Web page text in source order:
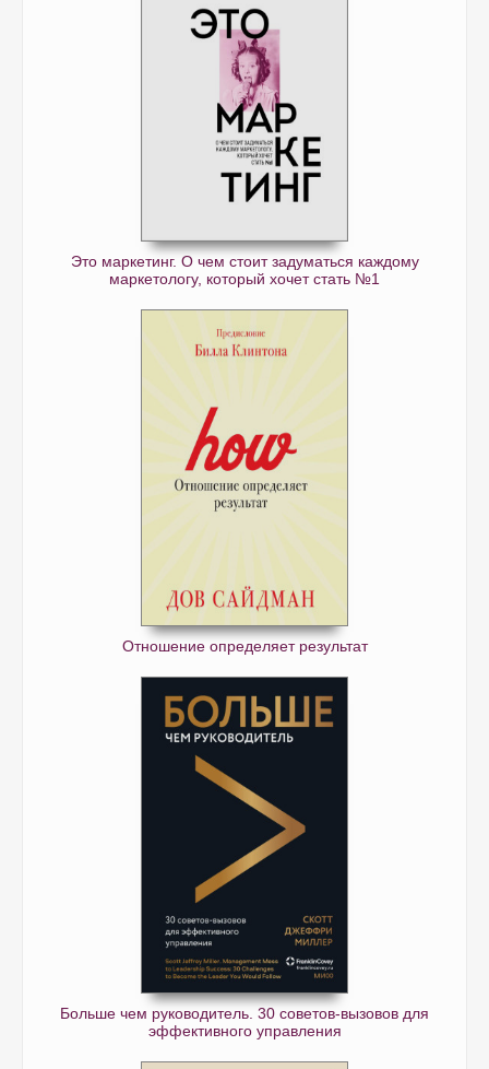
Это маркетинг. О чем стоит задуматься каждому
маркетологу, который хочет стать №1
Отношение определяет результат
Больше чем руководитель. 30 советов-вызовов для
эффективного управления